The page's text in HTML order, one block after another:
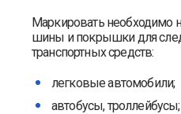
Маркировать необходимо
шины и покрышки для
транспортных средств:
легковые автомобили;
автобусы, троллейбусы;